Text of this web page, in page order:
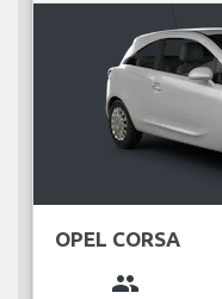
OPEL CORSA
group